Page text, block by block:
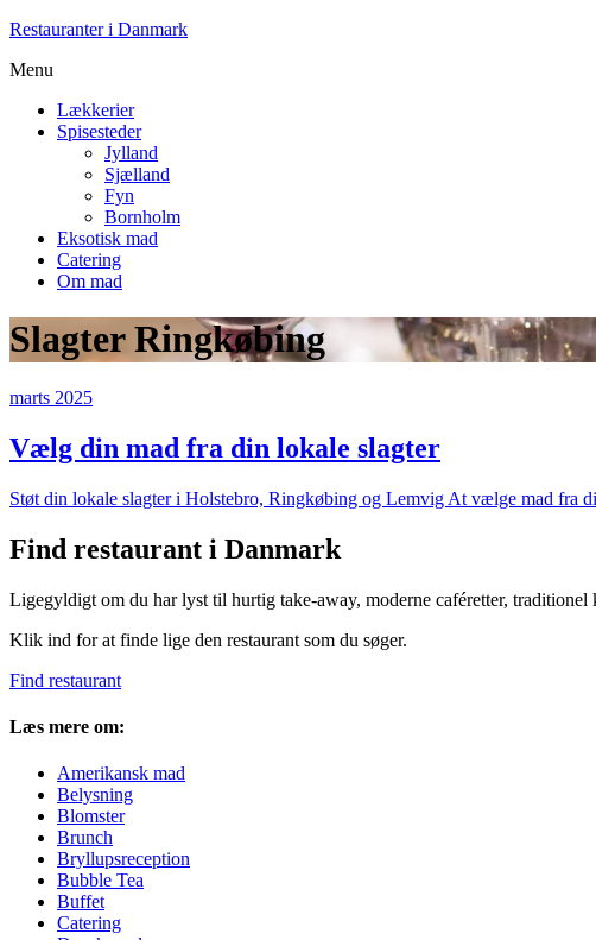
Restauranter i Danmark
Menu
Lækkerier
Spisesteder
Jylland
Sjælland
Fyn
Bornholm
Eksotisk mad
Catering
Om mad
Slagter Ringkøbing
marts 2025
Vælg din mad fra din lokale slagter
Støt din lokale slagter i Holstebro, Ringkøbing og Lemvig At vælge mad fra
Find restaurant i Danmark
Ligegyldigt om du har lyst til hurtig take-away, moderne caféretter,
Klik ind for at finde lige den restaurant som du søger.
Find restaurant
Læs mere om:
Amerikansk mad
Belysning
Blomster
Brunch
Bryllupsreception
Bubble Tea
Buffet
Catering